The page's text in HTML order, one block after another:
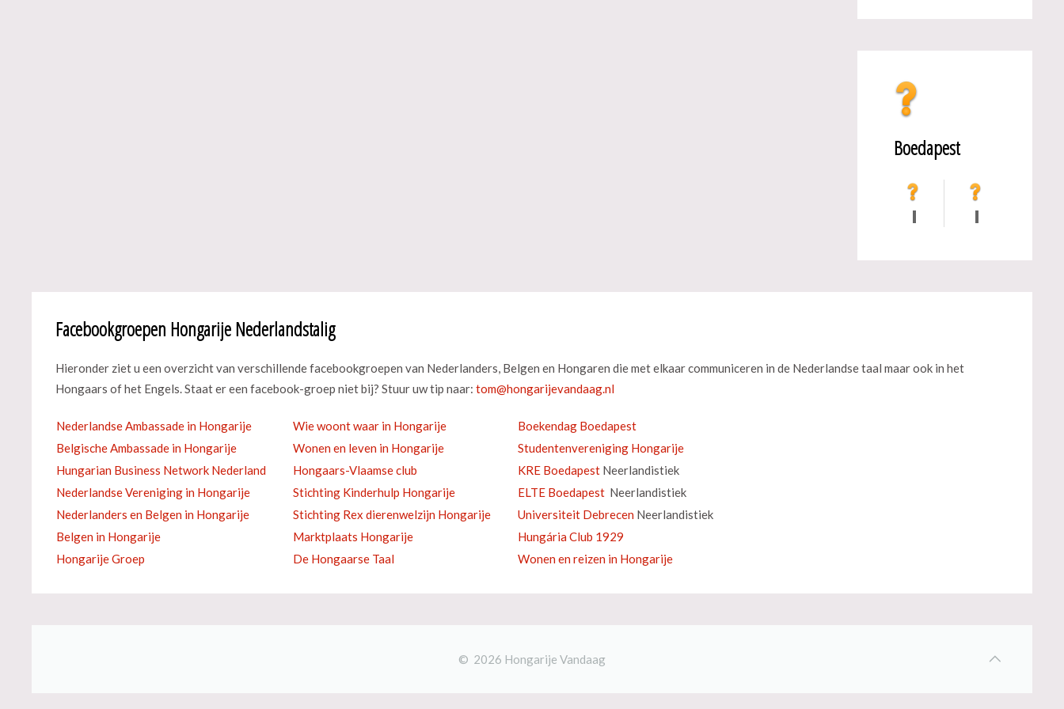
Boedapest
Facebookgroepen Hongarije Nederlandstalig
Hieronder ziet u een overzicht van verschillende facebookgroepen van Nederlanders, Belgen en Hongaren die met elkaar communiceren in de Nederlandse taal maar ook in het
Hongaars of het Engels. Staat er een facebook-groep niet bij? Stuur uw tip naar:
Nederlandse Ambassade in Hongarije Wie woont waar in Hongarije
Boekendag Boedapest
Belgische Ambassade in Hongarije
Wonen en leven in Hongarije
Studentenvereniging Hongarije
Hungarian Business Network Nederland
Hongaars-Vlaamse club KRE Boedapest Neerlandistiek
Nederlandse Vereniging in Hongarije
Stichting Kinderhulp Hongarije ELTE Boedapest Neerlandistiek
Nederlanders en Belgen in Hongarije
Stichting Rex dierenwelzijn Hongarije Universiteit Debrecen Neerlandistiek
Belgen in Hongarije
Marktplaats Hongarije
Hungária Club 1929
Hongarije Groep
De Hongaarse Taal Wonen en reizen in Hongarije
© 2026 Hongarije Vandaag